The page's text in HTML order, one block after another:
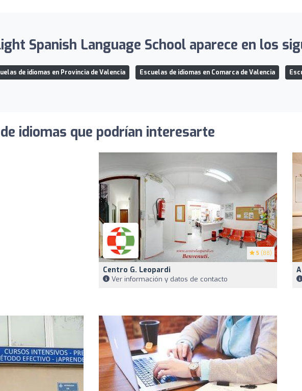
Spanish Language School aparece en los
de idiomas en Provincia de Valencia Escuelas de idiomas en Comarca de Valencia
idiomas que podrían interesarte
5 (88)
Centro G. Leopardi
Ver información y datos de contacto